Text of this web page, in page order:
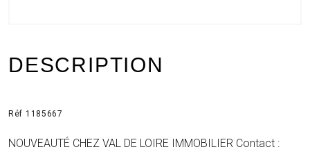
DESCRIPTION
Réf 1185667
NOUVEAUTÉ CHEZ VAL DE LOIRE IMMOBILIER Contact :